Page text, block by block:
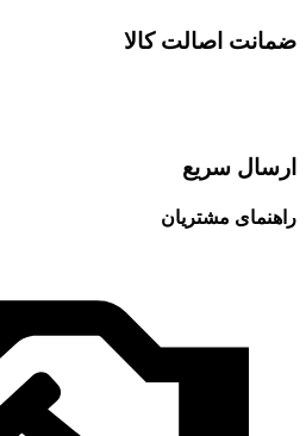
ضمانت اصالت کالا
ارسال سریع
راهنمای مشتریان